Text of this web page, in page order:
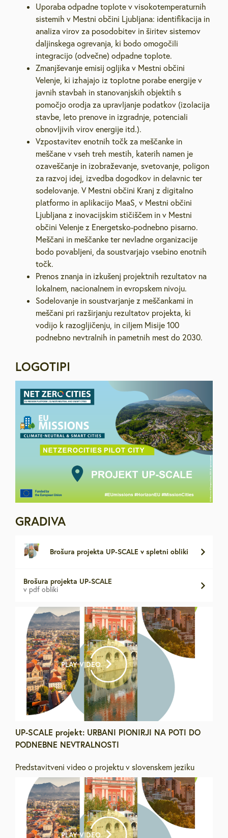
Uporaba odpadne toplote v visokotemperaturnih
sistemih v Mestni občini Ljubljana: identifikacija in
analiza virov za posodobitev in širitev sistemov
daljinskega ogrevanja, ki bodo omogočili
integracijo (odvečne) odpadne toplote.
Zmanjševanje emisij ogljika v Mestni občini
Velenje, ki izhajajo iz toplotne porabe energije v
javnih stavbah in stanovanjskih objektih s
pomočjo orodja za upravljanje podatkov (izolacija
stavbe, leto prenove in izgradnje, potenciali
obnovljivih virov energije itd.).
Vzpostavitev enotnih točk za meščanke in
meščane v vseh treh mestih, katerih namen je
ozaveščanje in izobraževanje, svetovanje, poligon
za razvoj idej, izvedba dogodkov in delavnic ter
sodelovanje. V Mestni občini Kranj z digitalno
platformo in aplikacijo MaaS, v Mestni občini
Ljubljana z inovacijskim stičiščem in v Mestni
občini Velenje z Energetsko-podnebno pisarno.
Meščani in meščanke ter nevladne organizacije
bodo povabljeni, da soustvarjajo vsebino enotnih
točk.
Prenos znanja in izkušenj projektnih rezultatov na
lokalnem, nacionalnem in evropskem nivoju.
Sodelovanje in soustvarjanje z meščankami in
meščani pri razširjanju rezultatov projekta, ki
vodijo k razogljičenju, in ciljem Misije 100
podnebno nevtralnih in pametnih mest do 2030.
LOGOTIPI
GRADIVA
Brošura projekta UP-SCALE v spletni obliki
Brošura projekta UP-SCALE
v pdf obliki
PLAY VIDEO
UP-SCALE projekt: URBANI PIONIRJI NA POTI DO
PODNEBNE NEVTRALNOSTI
Predstavitveni video o projektu v slovenskem jeziku
PLAY VIDEO